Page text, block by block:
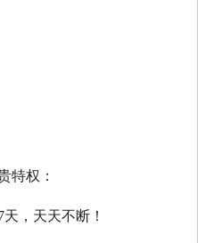
特权：
，天天不断！